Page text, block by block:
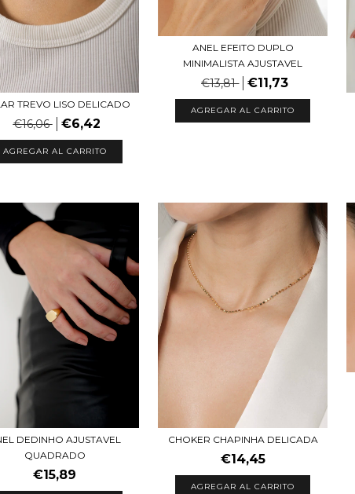
TREVO LISO DELICADO
€16,06 €6,42
AGREGAR AL CARRITO
ANEL EFEITO DUPLO
MINIMALISTA AJUSTAVEL
€13,81 €11,73
AGREGAR AL CARRITO
DEDINHO AJUSTAVEL
QUADRADO
€15,89
CHOKER CHAPINHA DELICADA
€14,45
AGREGAR AL CARRITO